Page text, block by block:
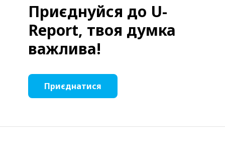
Приєднуйся до U-
Report, твоя думка
важлива!
Приєднатися